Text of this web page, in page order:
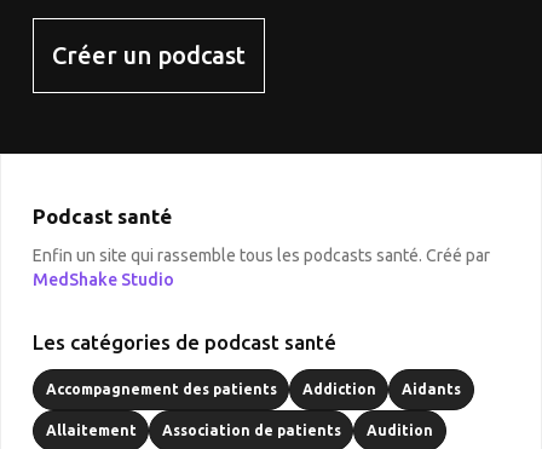
Créer un podcast
Podcast santé
Enfin un site qui rassemble tous les podcasts santé. Créé par
MedShake Studio
Les catégories de podcast santé
Accompagnement des patients Addiction Aidants
Allaitement Association de patients Audition